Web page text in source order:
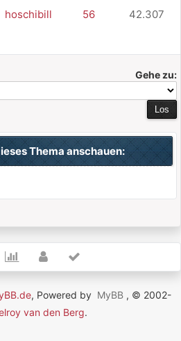
hoschibill 56 42.307
Gehe zu:
Thema anschauen:
, Powered by MyBB , © 2002-
van den Berg.